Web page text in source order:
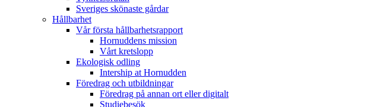
Sveriges skönaste gårdar
Hållbarhet
Vår första hållbarhetsrapport
Hornuddens mission
Vårt kretslopp
Ekologisk odling
Intership at Hornudden
Föredrag och utbildningar
Föredrag på annan ort eller digitalt
Studiebesök